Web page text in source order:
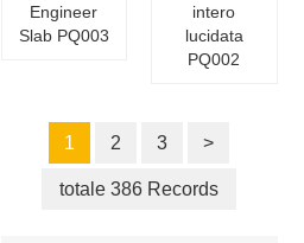
Engineer
Slab PQ003
intero
lucidata
PQ002
1 2 3 >
totale 386 Records